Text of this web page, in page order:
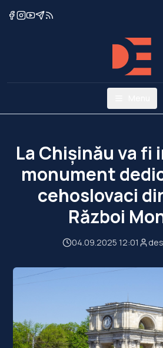
La Chișinău va fi
monument
cehoslovaci
Război
04.09.2025 12:01